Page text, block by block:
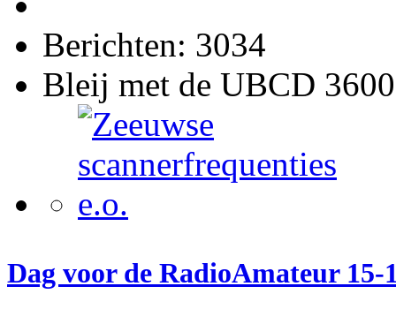
Berichten: 3034
Bleij met de UBCD 3600
Dag voor de RadioAmateur 15-